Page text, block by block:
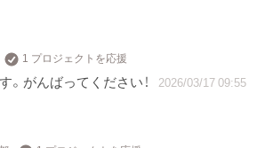
1 プロジェクトを応援
。がんばってください！ 2026/03/17 09:55